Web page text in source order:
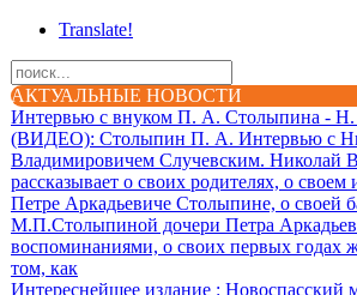
Translate!
АКТУАЛЬНЫЕ НОВОСТИ
Интервью с внуком П. А. Столыпина -
(ВИДЕО): Столыпин П. А. Интервью с
Владимировичем Случевским. Николай
рассказывает о своих родителях, о своем
Петре Аркадьевиче Столыпине, о своей
М.П.Столыпиной дочери Петра
воспоминаниями, о своих первых годах
том, как
Интереснейшее издание : Новоспасский